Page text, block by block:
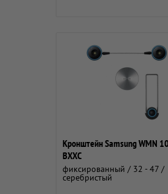
Кронштейн Samsung WMN
BXXC
фиксированный / 32 - 47 /
серебристый